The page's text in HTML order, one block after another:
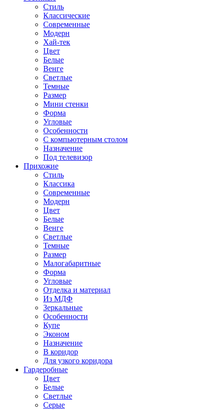
Стиль
Классические
Современные
Модерн
Хай-тек
Цвет
Белые
Венге
Светлые
Темные
Размер
Мини стенки
Форма
Угловые
Особенности
С компьютерным столом
Назначение
Под телевизор
Прихожие
Стиль
Классика
Современные
Модерн
Цвет
Белые
Венге
Светлые
Темные
Размер
Малогабаритные
Форма
Угловые
Отделка и материал
Из МДФ
Зеркальные
Особенности
Купе
Эконом
Назначение
В коридор
Для узкого коридора
Гардеробные
Цвет
Белые
Светлые
Серые